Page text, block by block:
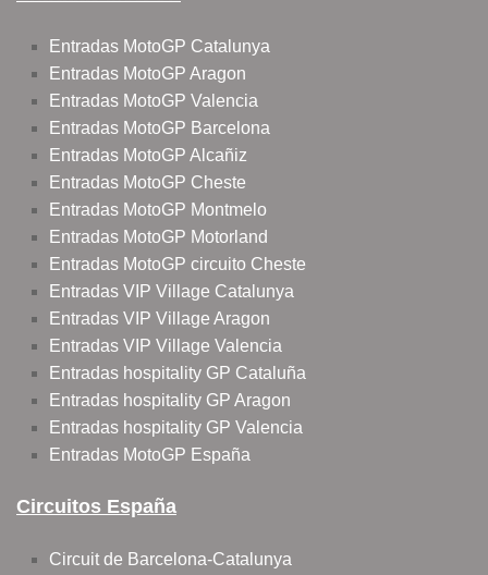
Entradas MotoGP Catalunya
Entradas MotoGP Aragon
Entradas MotoGP Valencia
Entradas MotoGP Barcelona
Entradas MotoGP Alcañiz
Entradas MotoGP Cheste
Entradas MotoGP Montmelo
Entradas MotoGP Motorland
Entradas MotoGP circuito Cheste
Entradas VIP Village Catalunya
Entradas VIP Village Aragon
Entradas VIP Village Valencia
Entradas hospitality GP Cataluña
Entradas hospitality GP Aragon
Entradas hospitality GP Valencia
Entradas MotoGP España
Circuitos España
Circuit de Barcelona-Catalunya